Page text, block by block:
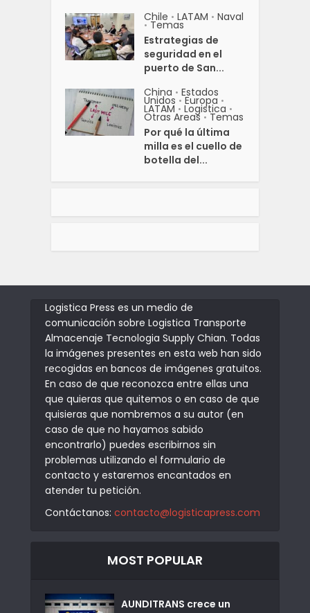
Chile • LATAM • Naval
• Temas
Estrategias de
seguridad en el
puerto de San...
China • Estados
Unidos • Europa •
LATAM • Logistica •
Otras Areas • Temas
Por qué la última
milla es el cuello de
botella del...
Logistica Press es un medio de
comunicación sobre Logistica Transporte
Almacenaje Tecnologia Supply Chian. Todas
la imágenes presentes en esta web han sido
recogidas en bancos de imágenes gratuitos.
En caso de que reconozca entre ellas una
que quieras que quitemos o en caso de que
quisieras que nombremos a su autor (en
caso de que no hayamos sabido
encontrarlo) puedes escribirnos sin
problemas utilizando el formulario de
contacto y estaremos encantados en
atender tu petición.
Contáctanos: contacto@logisticapress.com
MOST POPULAR
AUNDITRANS crece un